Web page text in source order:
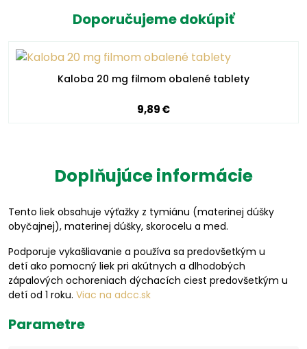
Doporučujeme dokúpiť
Kaloba 20 mg filmom obalené tablety
9,89 €
Doplňujúce informácie
Tento liek obsahuje výťažky z tymiánu (materinej dúšky
obyčajnej), materinej dúšky, skorocelu a med.
Podporuje vykašliavanie a používa sa predovšetkým u
detí ako pomocný liek pri akútnych a dlhodobých
zápalových ochoreniach dýchacích ciest predovšetkým u
detí od 1 roku. Viac na adcc.sk
Parametre